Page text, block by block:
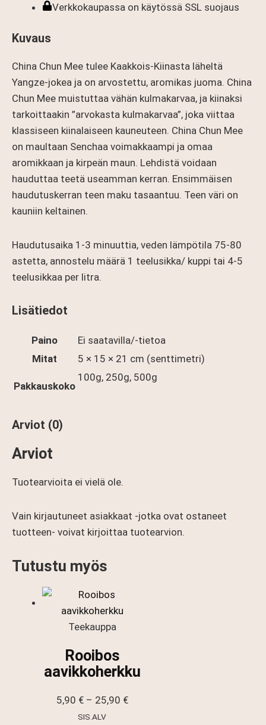
Verkkokaupassa on käytössä SSL suojaus
Kuvaus
China Chun Mee tulee Kaakkois-Kiinasta läheltä
Yangze-jokea ja on arvostettu, aromikas juoma. China
Chun Mee muistuttaa vähän kulmakarvaa, ja kiinaksi
tarkoittaakin ”arvokasta kulmakarvaa”, joka viittaa
klassiseen kiinalaiseen kauneuteen. China Chun Mee
on maultaan Senchaa voimakkaampi ja omaa
aromikkaan ja kirpeän maun. Lehdistä voidaan
hauduttaa teetä useamman kerran. Ensimmäisen
haudutuskerran teen maku tasaantuu. Teen väri on
kauniin keltainen.
Haudutusaika 1-3 minuuttia, veden lämpötila 75-80
astetta, annostelu määrä 1 teelusikka/ kuppi tai 4-5
teelusikkaa per litra.
Lisätiedot
Paino
Ei saatavilla/-tietoa
Mitat
5 × 15 × 21 cm (senttimetri)
Pakkauskoko
100g, 250g, 500g
Arviot (0)
Arviot
Tuotearvioita ei vielä ole.
Vain kirjautuneet asiakkaat -jotka ovat ostaneet
tuotteen- voivat kirjoittaa tuotearvion.
Tutustu myös
Teekauppa
Rooibos
aavikkoherkku
5,90 € – 25,90 €Hintaluokka:
SIS.ALV